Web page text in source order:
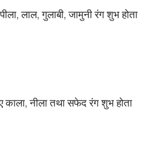
पीला,लाल,गुलाबी,जामुनीरंगशुभहोता
काला,नीलातथासफेदरंगशुभहोता